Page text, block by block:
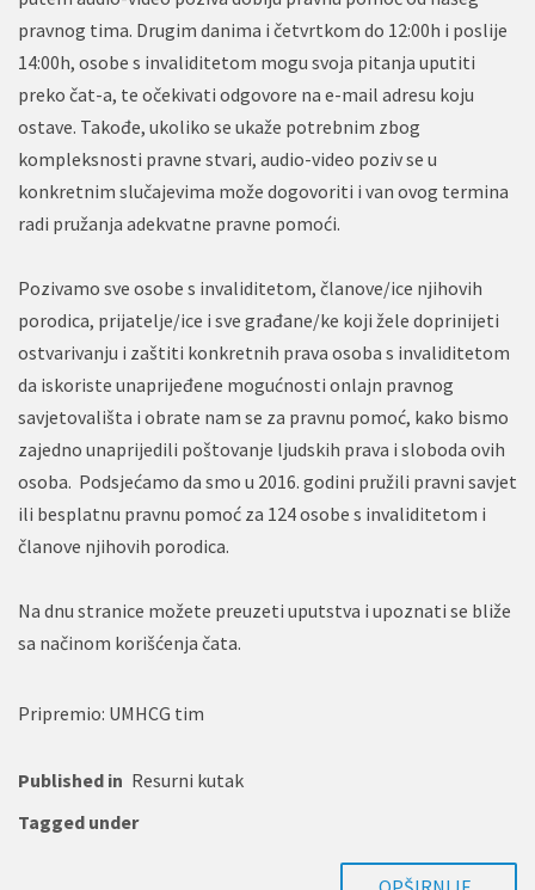
pravnog tima. Drugim danima i četvrtkom do 12:00h i poslije
14:00h, osobe s invaliditetom mogu svoja pitanja uputiti
preko čat-a, te očekivati odgovore na e-mail adresu koju
ostave. Takođe, ukoliko se ukaže potrebnim zbog
kompleksnosti pravne stvari, audio-video poziv se u
konkretnim slučajevima može dogovoriti i van ovog termina
radi pružanja adekvatne pravne pomoći.
Pozivamo sve osobe s invaliditetom, članove/ice njihovih
porodica, prijatelje/ice i sve građane/ke koji žele doprinijeti
ostvarivanju i zaštiti konkretnih prava osoba s invaliditetom
da iskoriste unaprijeđene mogućnosti onlajn pravnog
savjetovališta i obrate nam se za pravnu pomoć, kako bismo
zajedno unaprijedili poštovanje ljudskih prava i sloboda ovih
osoba. Podsjećamo da smo u 2016. godini pružili pravni savjet
ili besplatnu pravnu pomoć za 124 osobe s invaliditetom i
članove njihovih porodica.
Na dnu stranice možete preuzeti uputstva i upoznati se bliže
sa načinom korišćenja čata.
Pripremio: UMHCG tim
Published in Resurni kutak
Tagged under